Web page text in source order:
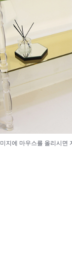
지에 마우스를 올리시면